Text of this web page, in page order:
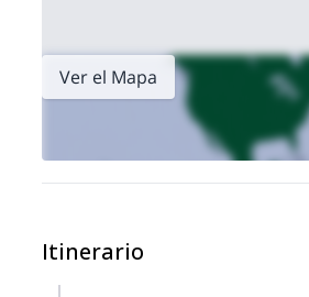
Ver el Mapa
Itinerario